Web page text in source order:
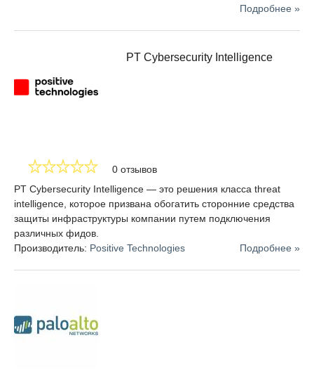
на основе собранных данных. Этот анализ позволяет
идентифицировать тактику, методы и процедуры
визуализации помогают изображать сложные
отношения и позволяют пользователям увидеть более
подробные и тонкие взаимосвязи между отдельными
возвращаться обратно в системы и продукты
безопасности, используемые организацией, в такие,
как SIEM-системы, брандмауэры, системы
обнаружения вторжений и многие другие.
Полнофункциональные TIP-системы обеспечивают
непрерывный поток информации, собранной и
проанализированной из фидов и других источников.
разработку курса действий по реагированию,
планированию и смягчению последствий. Threat
Подробнее »
PT Cybersecurity Intelligence
0 отзывов
PT Cybersecurity Intelligence — это решения класса threat
intelligence, которое призвана обогатить сторонние средства
защиты инфраструктуры компании путем подключения
различных фидов.
Производитель: Positive Technologies Подробнее »